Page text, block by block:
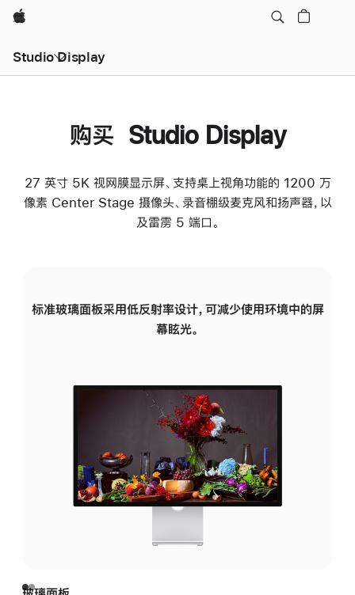
Apple
Studio Display
购买 Studio Display
27 英寸 5K 视网膜显示屏、支持桌上视角功能的 1200 万
像素 Center Stage 摄像头、录音棚级麦克风和扬声器，以
及雷雳 5 端口。
标准玻璃面板采用低反射率设计，可减少使用环境中的屏
幕眩光。